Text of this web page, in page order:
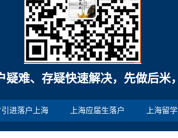
疑难、存疑快速解决，先做后米
引进落户上海 上海应届生落户 上海留